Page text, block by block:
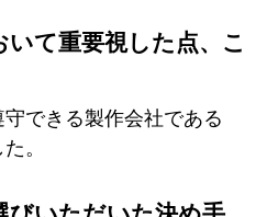
て重要視した点、こ
できる製作会社である
。